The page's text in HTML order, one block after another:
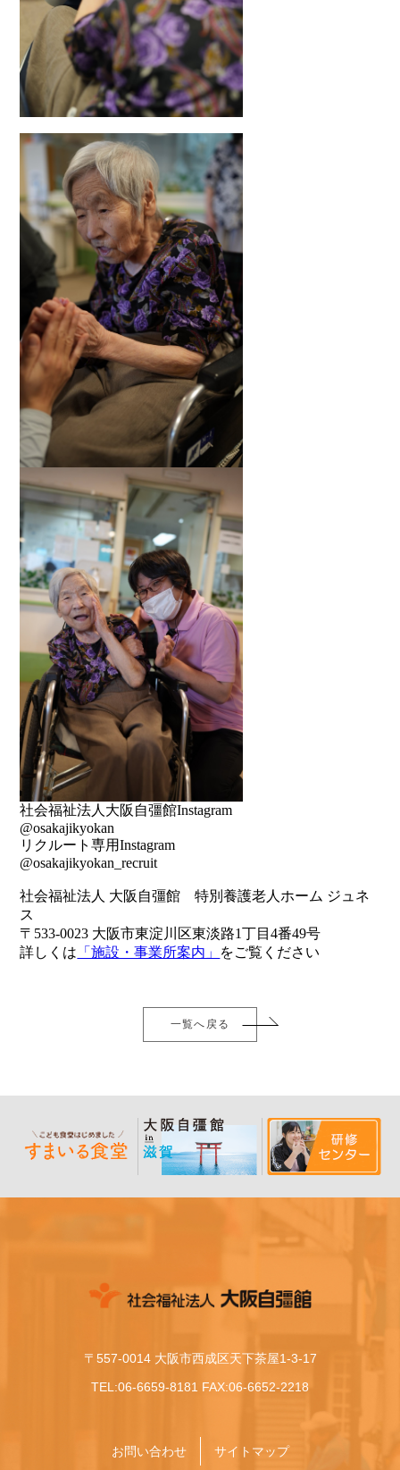
社会福祉法人大阪自彊館Instagram
@osakajikyokan
リクルート専用Instagram
@osakajikyokan_recruit
社会福祉法人 大阪自彊館 特別養護老人ホーム ジュネ
ス
〒533-0023 大阪市東淀川区東淡路1丁目4番49号
詳しくは 「施設・事業所案内」 をご覧ください
一覧へ戻る
〒557-0014 大阪市西成区天下茶屋1-3-17
TEL:06-6659-8181 FAX:06-6652-2218
お問い合わせ サイトマップ